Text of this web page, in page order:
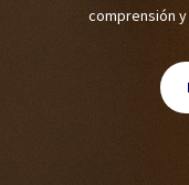
comprensión